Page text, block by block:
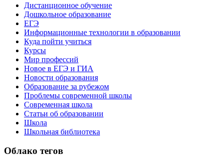
Дистанционное обучение
Дошкольное образование
ЕГЭ
Информационные технологии в образовании
Куда пойти учиться
Курсы
Мир профессий
Новое в ЕГЭ и ГИА
Новости образования
Образование за рубежом
Проблемы современной школы
Современная школа
Статьи об образовании
Школа
Школьная библиотека
Облако тегов